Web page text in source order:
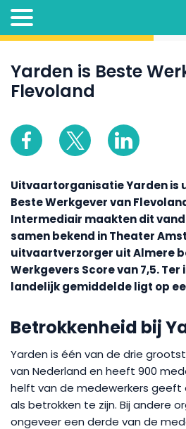
Yarden is Beste
Flevoland
Uitvaartorganisatie Yardenis
Beste Werkgever van
Intermediair maakten dit
samen bekend in Theater
uitvaartverzorger uit Almere
Werkgevers Score van 7,5.Ter
landelijk gemiddelde ligt op
Betrokkenheid bij
Yarden is één van de drie
van Nederland en heeft 900
helft van de medewerkers geeft
als betrokken te zijn. Bij andere
ongeveer een derde van de